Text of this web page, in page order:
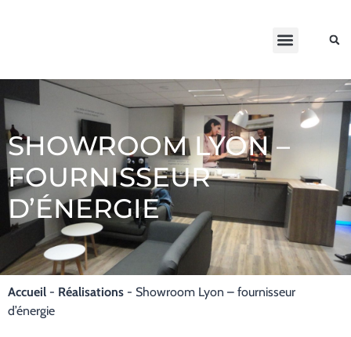
SHOWROOM LYON –
FOURNISSEUR
D’ÉNERGIE
Accueil - Réalisations - Showroom Lyon – fournisseur
d’énergie